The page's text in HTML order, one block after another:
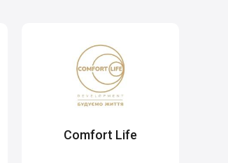
Comfort Life